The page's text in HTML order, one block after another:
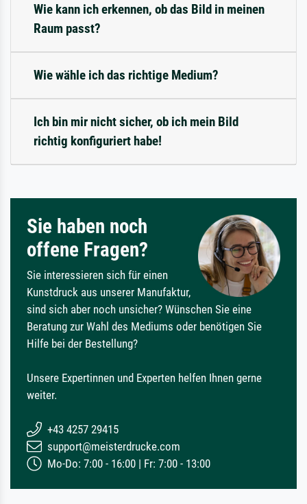
Wie kann ich erkennen, ob das Bild in meinen
Raum passt?
Wie wähle ich das richtige Medium?
Ich bin mir nicht sicher, ob ich mein Bild
richtig konfiguriert habe!
Sie haben noch
offene Fragen?
Sie interessieren sich für einen
Kunstdruck aus unserer Manufaktur,
sind sich aber noch unsicher? Wünschen Sie eine
Beratung zur Wahl des Mediums oder benötigen Sie
Hilfe bei der Bestellung?
Unsere Expertinnen und Experten helfen Ihnen gerne
weiter.
+43 4257 29415
support@meisterdrucke.com
Mo-Do: 7:00 - 16:00 | Fr: 7:00 - 13:00